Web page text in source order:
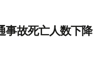
事故死亡人数下降